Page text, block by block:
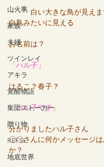
山火事
家族
夫婦
ツインレイ
アキラ
覚醒物語
集団ストーカー
贈り物
REFSI
地底世界
・・・白い大きな鳥が見えま
白鳥みたいに見える
お名前は？
「ハル子」
はるこ？春子？
「ハル子です」
分かりましたハル子さん
〇〇さんに何かメッセージ
か？